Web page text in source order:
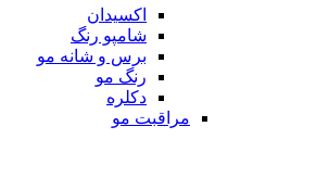
اکسیدان
شامپو رنگ
برس و شانه مو
رنگ مو
دکلره
مراقبت مو